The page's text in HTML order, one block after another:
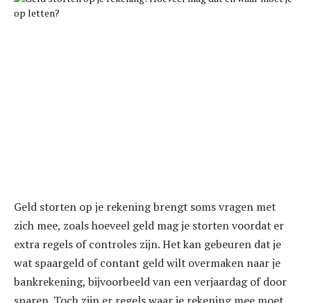
Geld storten op je rekening brengt soms vragen met
zich mee, zoals hoeveel geld mag je storten voordat er
extra regels of controles zijn. Het kan gebeuren dat je
wat spaargeld of contant geld wilt overmaken naar je
bankrekening, bijvoorbeeld van een verjaardag of door